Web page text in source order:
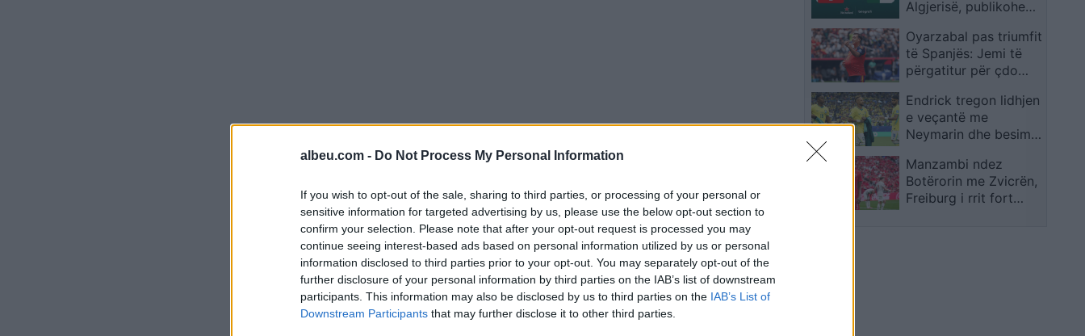
albeu.com - Do Not Process My Personal Information
If you wish to opt-out of the sale, sharing to third parties, or processing of your personal or
sensitive information for targeted advertising by us, please use the below opt-out section to
confirm your selection. Please note that after your opt-out request is processed you may
continue seeing interest-based ads based on personal information utilized by us or personal
information disclosed to third parties prior to your opt-out. You may separately opt-out of the
further disclosure of your personal information by third parties on the IAB’s list of downstream
participants. This information may also be disclosed by us to third parties on the IAB’s List of
Downstream Participants that may further disclose it to other third parties.
Algjerisë, publikohen
Oyarzabal pas triumfit
të Spanjës: Jemi të
përgatitur për çdo
Endrick tregon lidhjen
e veçantë me
Neymarin dhe besimin
Manzambi ndez
Botërorin me Zvicrën,
Freiburg i rrit fort